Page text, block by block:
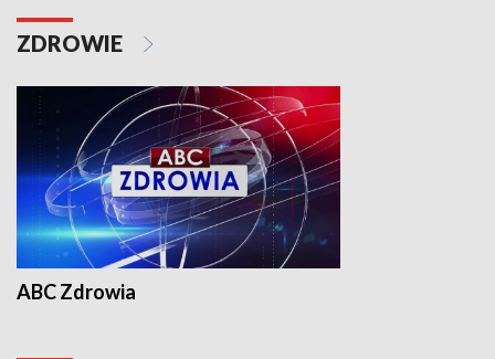
ZDROWIE
ABC Zdrowia